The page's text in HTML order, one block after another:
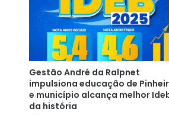
Gestão André da Ralpnet
impulsiona educação de
e município alcança melhor
da história